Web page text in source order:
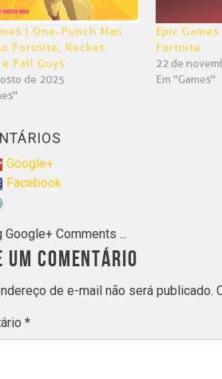
| One-Punch Man
Fortnite, Rocket
Fall Guys
de 2025
Epic
Fortnite
22 de
Em "Games"
Google+
Facebook
Google+ Comments ...
UM COMENTÁRIO
de e-mail não será publicado.
*